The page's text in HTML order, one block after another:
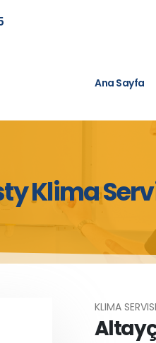
Ana Sayfa
Klima
KLIMA SERVISI